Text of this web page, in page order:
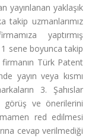
yayınlanan yaklaşık
takip uzmanlarımız
yaptırmış
sene boyunca takip
Türk Patent
yayın veya kısmı
3. Şahıslar
ve önerilerini
red edilmesi
cevap verilmediği